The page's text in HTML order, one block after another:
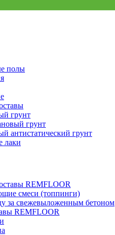
полы
грунт
грунт
антистатический грунт
лаки
REMFLOOR
смеси (топпинги)
за свежевыложенным бетоном
REMFLOOR